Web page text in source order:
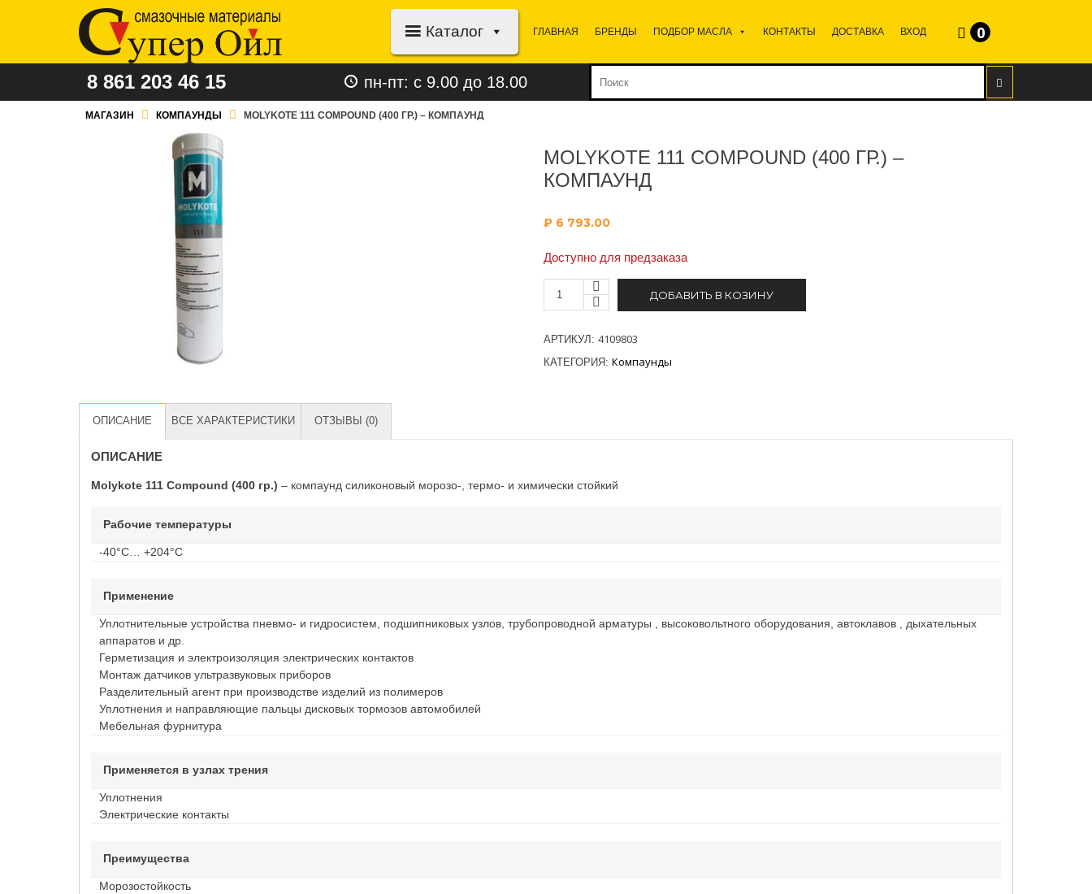
Каталог ГЛАВНАЯ БРЕНДЫ ПОДБОР МАСЛА КОНТАКТЫ ДОСТАВКА ВХОД 0
8 861 203 46 15 пн-пт: с 9.00 до 18.00
МАГАЗИН КОМПАУНДЫ MOLYKOTE 111 COMPOUND (400 ГР.) – КОМПАУНД
MOLYKOTE 111 COMPOUND (400 ГР.) –
КОМПАУНД
₽ 6 793.00
Доступно для предзаказа
ДОБАВИТЬ В КОЗИНУ
АРТИКУЛ: 4109803
КАТЕГОРИЯ: Компаунды
ОПИСАНИЕ ВСЕ ХАРАКТЕРИСТИКИ ОТЗЫВЫ (0)
ОПИСАНИЕ
Molykote 111 Compound (400 гр.) – компаунд силиконовый морозо-, термо- и химически стойкий
Рабочие температуры
-40°C… +204°C
Применение
Уплотнительные устройства пневмо- и гидросистем, подшипниковых узлов, трубопроводной арматуры , высоковольтного оборудования, автоклавов , дыхательных
аппаратов и др.
Герметизация и электроизоляция электрических контактов
Монтаж датчиков ультразвуковых приборов
Разделительный агент при производстве изделий из полимеров
Уплотнения и направляющие пальцы дисковых тормозов автомобилей
Мебельная фурнитура
Применяется в узлах трения
Уплотнения
Электрические контакты
Преимущества
Морозостойкость